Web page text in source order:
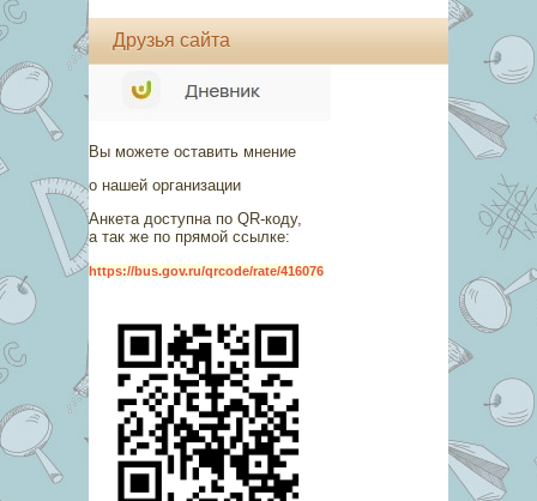
Друзья сайта
Вы можете оставить мнение
о нашей организации
Анкета доступна по QR-коду,
а так же по прямой ссылке:
https://bus.gov.ru/qrcode/rate/416076